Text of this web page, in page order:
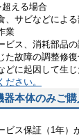
える場合
、サビなどによ
業
ビス、消耗部品の
た故障の調整修
どに起因して生
さい。
本体のみご購
ビス保証（1年）